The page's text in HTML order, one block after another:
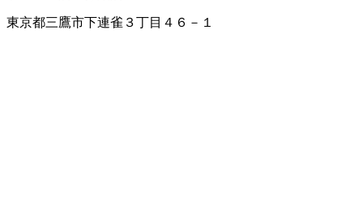
東京都三鷹市下連雀３丁目４６－１